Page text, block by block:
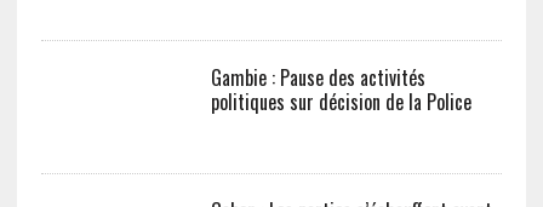
Gambie : Pause des activités
politiques sur décision de la Police